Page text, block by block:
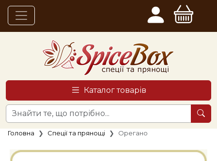
Каталог товарів
Головна Спеції та прянощі Орегано